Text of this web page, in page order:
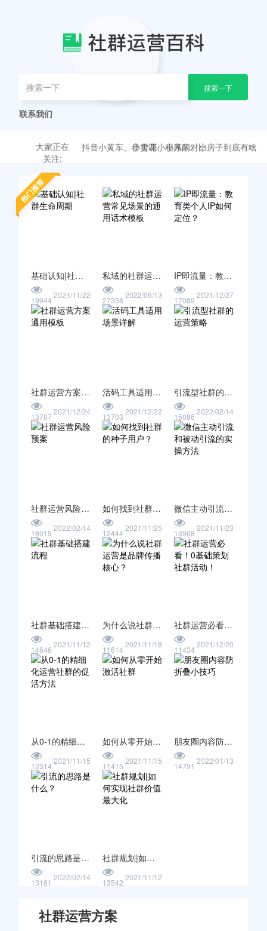
搜索一下
联系我们
大家正在
关注:
音卖课小程序的对比
抖音小黄车、小雪花、小风车、小房子到底有啥
基础认知|社群生命周期
19944
2021/11/22
私域的社群运营常见场景的通用话术模板
27338
2022/06/13
IP即流量：教育类个人IP如何定位？
17089
2021/12/27
社群运营方案通用模板
13707
2021/12/24
活码工具适用场景详解
13703
2021/12/22
引流型社群的运营策略
15086
2022/02/14
社群运营风险预案
18019
2022/02/14
如何找到社群的种子用户？
12444
2021/11/25
微信主动引流和被动引流的实操方法
13968
2021/11/23
社群基础搭建流程
14646
2021/11/12
为什么说社群运营是品牌传播核心？
11614
2021/11/18
社群运营必看！0基础策划社群活动！
11434
2021/12/20
从0-1的精细化运营社群的促活方法
12314
2021/11/15
如何从零开始激活社群
11415
2021/11/15
朋友圈内容防折叠小技巧
14791
2022/01/13
引流的思路是什么？
13161
2022/02/14
社群规划|如何实现社群价值最大化
13542
2021/11/12
社群运营方案